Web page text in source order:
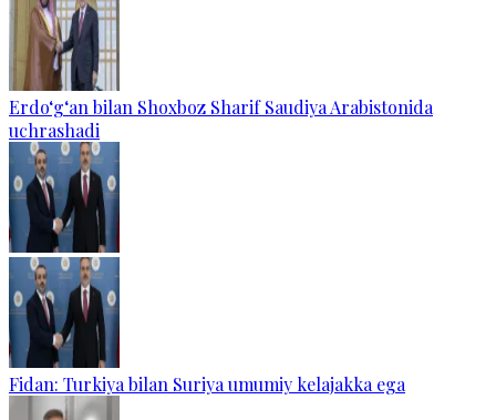
Erdo‘g‘an bilan Shoxboz Sharif Saudiya Arabistonida
uchrashadi
Fidan: Turkiya bilan Suriya umumiy kelajakka ega